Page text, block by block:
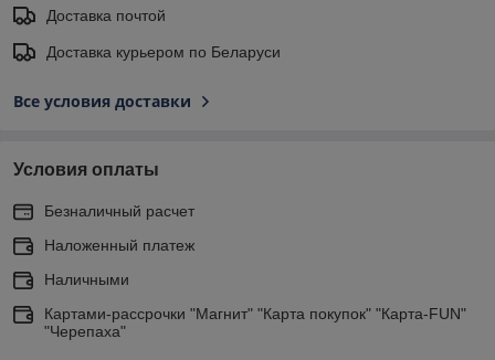
Доставка почтой
Доставка курьером по Беларуси
Все условия доставки
Условия оплаты
Безналичный расчет
Наложенный платеж
Наличными
Картами-рассрочки "Магнит" "Карта покупок" "Карта-FUN"
"Черепаха"